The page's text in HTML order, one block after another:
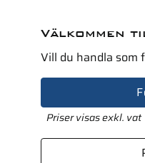
Välkommen
Vill du handla som
Priser visas exkl. vat